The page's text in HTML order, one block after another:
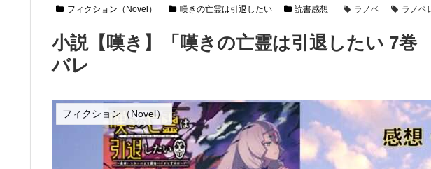
フィクション（Novel） 嘆きの亡霊は引退したい 読書感想 ラノベ ラノベ
小説【嘆き】「嘆きの亡霊は引退したい 7
バレ
フィクション（Novel）